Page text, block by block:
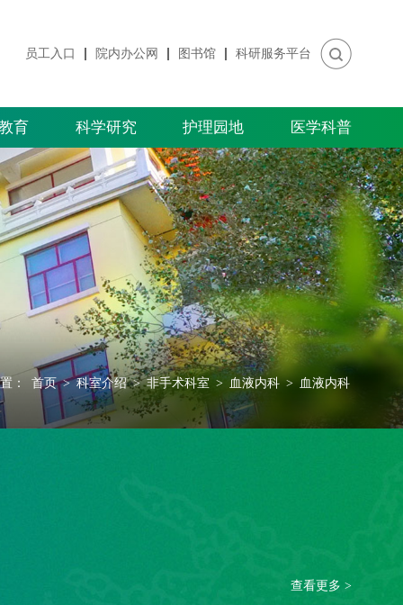
员工入口 院内办公网 图书馆 科研服务平台
育 科学研究 护理园地 医学科普
： 首页 > 科室介绍 > 非手术科室 > 血液内科 > 血液内科
查看更多 >